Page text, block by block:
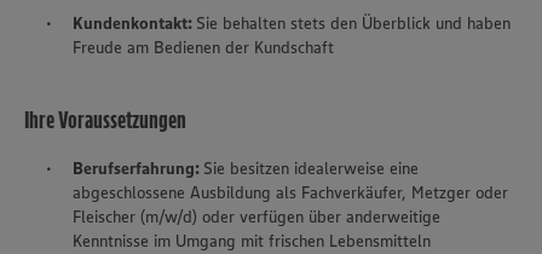
Kundenkontakt: Sie behalten stets den Überblick und haben
Freude am Bedienen der Kundschaft
Ihre Voraussetzungen
Berufserfahrung: Sie besitzen idealerweise eine
abgeschlossene Ausbildung als Fachverkäufer, Metzger oder
Fleischer (m/w/d) oder verfügen über anderweitige
Kenntnisse im Umgang mit frischen Lebensmitteln